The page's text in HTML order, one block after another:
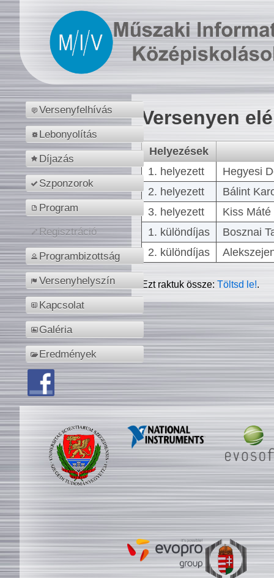
Versenyfelhívás
Lebonyolítás
Díjazás
Szponzorok
Program
Regisztráció
Programbizottság
Versenyhelyszín
Kapcsolat
Galéria
Eredmények
Versenyen
Helyezések
1. helyezett
Hegyesi
2. helyezett
Bálint
3. helyezett
Kiss
1. különdíjas
Bosznai
2. különdíjas
Ezt raktuk össze:Töltsd le!.